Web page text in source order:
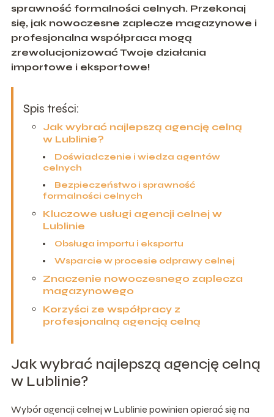
sprawność formalności celnych. Przekonaj
się, jak nowoczesne zaplecze magazynowe i
profesjonalna współpraca mogą
zrewolucjonizować Twoje działania
importowe i eksportowe!
Spis treści:
Jak wybrać najlepszą agencję celną
w Lublinie?
Doświadczenie i wiedza agentów
celnych
Bezpieczeństwo i sprawność
formalności celnych
Kluczowe usługi agencji celnej w
Lublinie
Obsługa importu i eksportu
Wsparcie w procesie odprawy celnej
Znaczenie nowoczesnego zaplecza
magazynowego
Korzyści ze współpracy z
profesjonalną agencją celną
Jak wybrać najlepszą agencję celną
w Lublinie?
Wybór agencji celnej w Lublinie powinien opierać się na